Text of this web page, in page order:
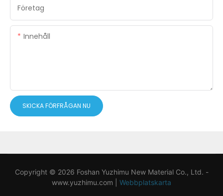
Företag
Innehåll
SKICKA FÖRFRÅGAN NU
Copyright © 2026 Foshan Yuzhimu New Material Co., Ltd. -
www.yuzhimu.com
Webbplatskarta